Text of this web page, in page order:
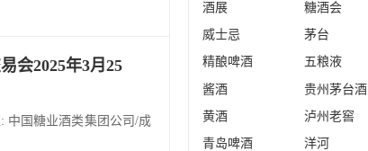
会2025年3月25
中国糖业酒类集团公司/成
酒展 糖酒会
威士忌 茅台
精酿啤酒 五粮液
酱酒 贵州茅台酒
黄酒 泸州老窖
青岛啤酒 洋河